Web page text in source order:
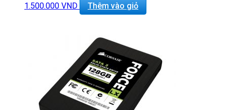
1.500.000 VND Thêm vào giỏ